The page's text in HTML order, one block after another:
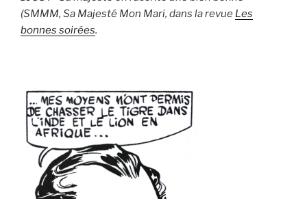
(SMMM, Sa Majesté Mon Mari, dans la revue Les
bonnes soirées.